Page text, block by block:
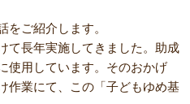
ご紹介します。
て長年実施してきました。助成
使用しています。そのおかげ
作業にて、この「子どもゆめ基